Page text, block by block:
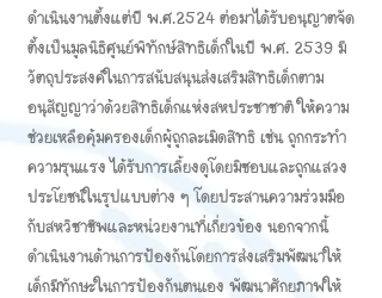
ดำเนินงานตั้งแต่ปี พ.ศ.2524 ต่อมาได้รับอนุญาตจัด
ตั้งเป็นมูลนิธิศูนย์พิทักษ์สิทธิเด็กในปี พ.ศ. 2539 มี
วัตถุประสงค์ในการสนับสนุนส่งเสริมสิทธิเด็กตาม
อนุสัญญาว่าด้วยสิทธิเด็กแห่งสหประชาชาติ ให้ความ
ช่วยเหลือคุ้มครองเด็กผู้ถูกละเมิดสิทธิ เช่น ถูกกระทำ
ความรุนแรง ได้รับการเลี้ยงดูโดยมิชอบและถูกแสวง
ประโยชน์ในรูปแบบต่าง ๆ โดยประสานความร่วมมือ
กับสหวิชาชีพและหน่วยงานที่เกี่ยวข้อง นอกจากนี้
ดำเนินงานด้านการป้องกันโดยการส่งเสริมพัฒนาให้
เด็กมีทักษะในการป้องกันตนเอง พัฒนาศักยภาพให้